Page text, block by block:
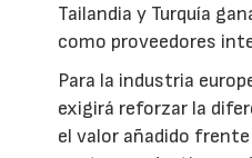
Tailandia y Turquía
como proveedores
Para la industria
exigirá reforzar la
el valor añadido